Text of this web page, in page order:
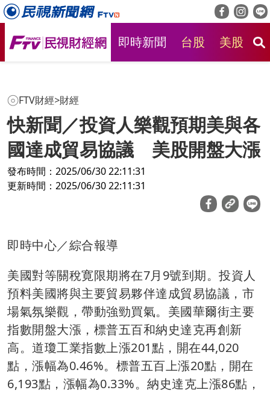
即時新聞 台股 美股
FTV財經>財經
快新聞／投資人樂觀預期美與各
國達成貿易協議 美股開盤大漲
發布時間：2025/06/30 22:11:31
更新時間：2025/06/30 22:11:31
即時中心／綜合報導
美國對等關稅寛限期將在7月9號到期。投資人
預料美國將與主要貿易夥伴達成貿易協議，市
場氣氛樂觀，帶動強勁買氣。美國華爾街主要
指數開盤大漲，標普五百和納史達克再創新
高。道瓊工業指數上漲201點，開在44,020
點，漲幅為0.46%。標普五百上漲20點，開在
6,193點，漲幅為0.33%。納史達克上漲86點，